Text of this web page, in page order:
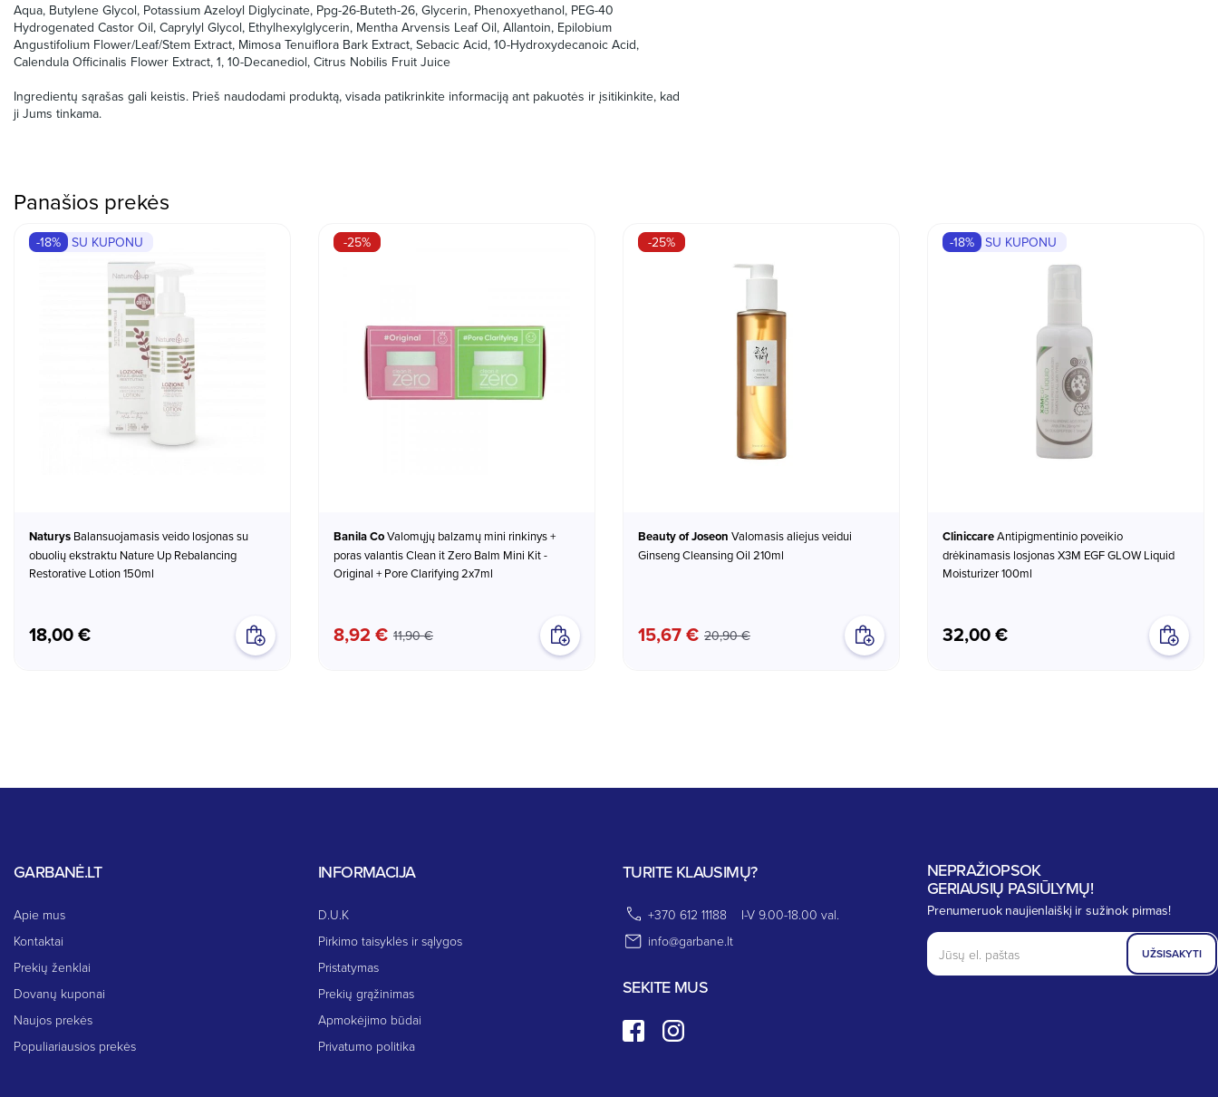
Aqua, Butylene Glycol, Potassium Azeloyl Diglycinate, Ppg-26-Buteth-26, Glycerin, Phenoxyethanol, PEG-40
Hydrogenated Castor Oil, Caprylyl Glycol, Ethylhexylglycerin, Mentha Arvensis Leaf Oil, Allantoin, Epilobium
Angustifolium Flower/Leaf/Stem Extract, Mimosa Tenuiflora Bark Extract, Sebacic Acid, 10-Hydroxydecanoic Acid,
Calendula Officinalis Flower Extract, 1, 10-Decanediol, Citrus Nobilis Fruit Juice
Ingredientų sąrašas gali keistis. Prieš naudodami produktą, visada patikrinkite informaciją ant pakuotės ir įsitikinkite, kad
ji Jums tinkama.
Panašios prekės
Naturys
obuolių ekstraktu Nature Up Rebalancing
Restorative Lotion 150ml
18,00 €
-18% SU KUPONU
Banila Co
poras valantis Clean it Zero Balm Mini Kit -
Original + Pore Clarifying 2x7ml
8,92 € 11,90 €
-25%
Beauty of Joseon
Ginseng Cleansing Oil 210ml
15,67 € 20,90 €
-25%
Cliniccare
drėkinamasis losjonas X3M EGF GLOW Liquid
Moisturizer 100ml
32,00 €
-18% SU KUPONU
GARBANĖ.LT
Apie mus
Kontaktai
Prekių ženklai
Dovanų kuponai
Naujos prekės
Populiariausios prekės
INFORMACIJA
D.U.K
Pirkimo taisyklės ir sąlygos
Pristatymas
Prekių grąžinimas
Apmokėjimo būdai
Privatumo politika
TURITE KLAUSIMŲ?
+370 612 11188
I-V 9.00-18.00 val.
info@garbane.lt
SEKITE MUS
NEPRAŽIOPSOK
GERIAUSIŲ PASIŪLYMŲ!
Prenumeruok naujienlaiškį ir sužinok pirmas!
UŽSISAKYTI